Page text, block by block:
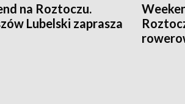
na Roztoczu.
Lubelski zaprasza